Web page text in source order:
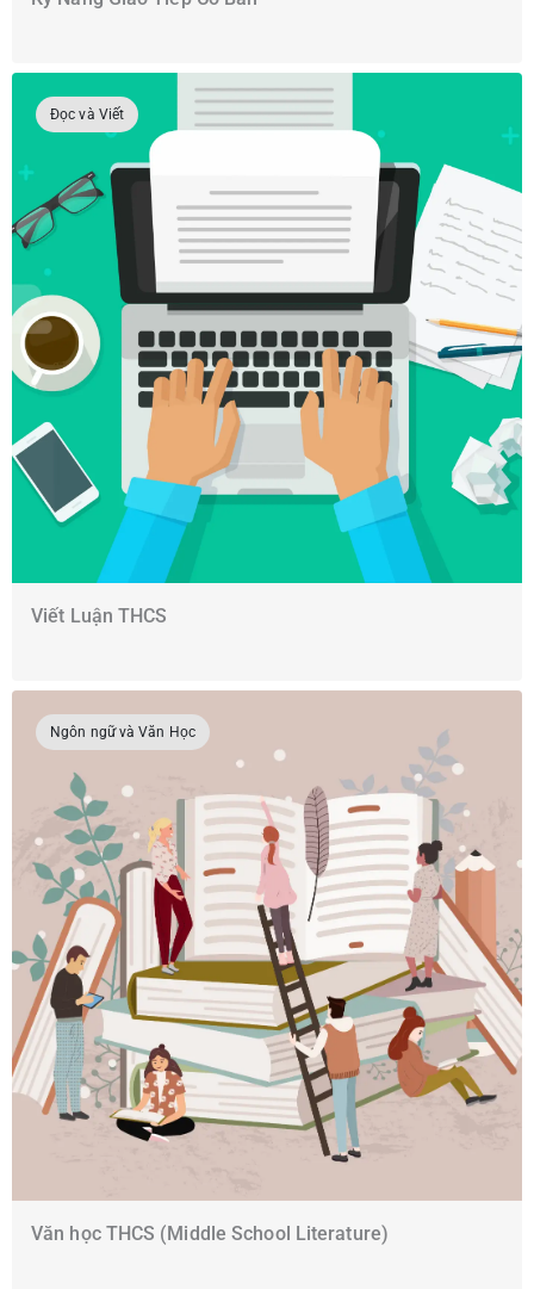
Đọc và Viết
Viết Luận THCS
Ngôn ngữ và Văn Học
Văn học THCS (Middle School Literature)